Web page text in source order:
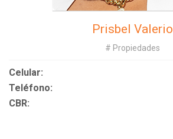
Prisbel Valerio
# Propiedades
Celular:
Teléfono:
CBR: